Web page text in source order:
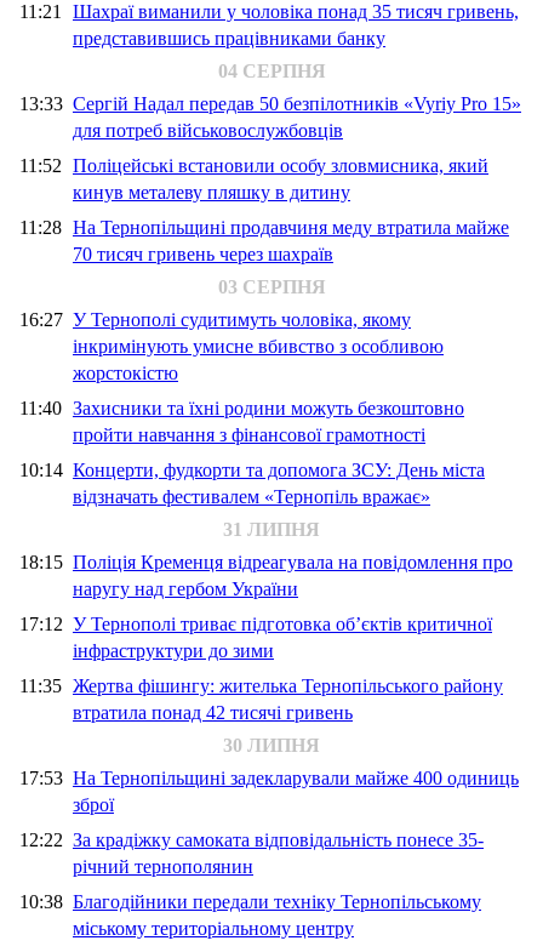
11:21 Шахраї виманили у чоловіка понад 35 тисяч гривень,
представившись працівниками банку
04 СЕРПНЯ
13:33 Сергій Надал передав 50 безпілотників «Vyriy Pro 15»
для потреб військовослужбовців
11:52 Поліцейські встановили особу зловмисника, який
кинув металеву пляшку в дитину
11:28 На Тернопільщині продавчиня меду втратила майже
70 тисяч гривень через шахраїв
03 СЕРПНЯ
16:27 У Тернополі судитимуть чоловіка, якому
інкримінують умисне вбивство з особливою
жорстокістю
11:40 Захисники та їхні родини можуть безкоштовно
пройти навчання з фінансової грамотності
10:14 Концерти, фудкорти та допомога ЗСУ: День міста
відзначать фестивалем «Тернопіль вражає»
31 ЛИПНЯ
18:15 Поліція Кременця відреагувала на повідомлення про
наругу над гербом України
17:12 У Тернополі триває підготовка об’єктів критичної
інфраструктури до зими
11:35 Жертва фішингу: жителька Тернопільського району
втратила понад 42 тисячі гривень
30 ЛИПНЯ
17:53 На Тернопільщині задекларували майже 400 одиниць
зброї
12:22 За крадіжку самоката відповідальність понесе 35-
річний тернополянин
10:38 Благодійники передали техніку Тернопільському
міському територіальному центру